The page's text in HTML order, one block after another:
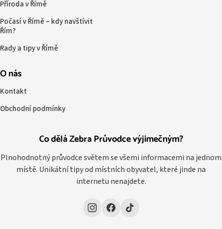
Co dělá Zebra Průvodce výjimečným?
Plnohodnotný průvodce světem se všemi informacemi na jednom
místě. Unikátní tipy od místních obyvatel, které jinde na
internetu nenajdete.
Příroda v Římě
Počasí v Římě – kdy navštívit
Řím?
Rady a tipy v Římě
O nás
Kontakt
Obchodní podmínky